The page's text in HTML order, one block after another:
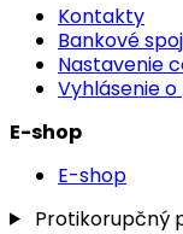
Kontakty
Bankové
Nastavenie
Vyhlásenie
E-shop
E-shop
Protikorupčný